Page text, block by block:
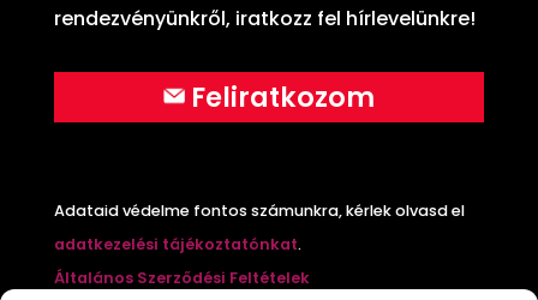
rendezvényünkről, iratkozz fel hírlevelünkre!
Feliratkozom
Adataid védelme fontos számunkra, kérlek olvasd el
adatkezelési tájékoztatónkat.
Általános Szerződési Feltételek